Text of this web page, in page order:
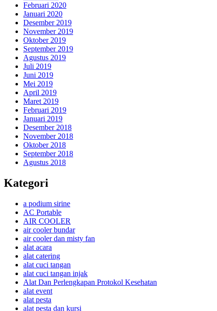
Februari 2020
Januari 2020
Desember 2019
November 2019
Oktober 2019
September 2019
Agustus 2019
Juli 2019
Juni 2019
Mei 2019
April 2019
Maret 2019
Februari 2019
Januari 2019
Desember 2018
November 2018
Oktober 2018
September 2018
Agustus 2018
Kategori
a podium sirine
AC Portable
AIR COOLER
air cooler bundar
air cooler dan misty fan
alat acara
alat catering
alat cuci tangan
alat cuci tangan injak
Alat Dan Perlengkapan Protokol Kesehatan
alat event
alat pesta
alat pesta dan kursi